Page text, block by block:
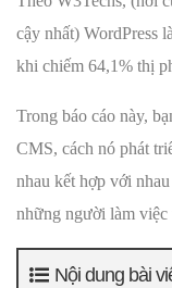
cậy nhất) WordPress
khi chiếm 64,1% thị
Trong báo cáo này,
CMS, cách nó phát
nhau kết hợp với
những người làm
Nội dung bài